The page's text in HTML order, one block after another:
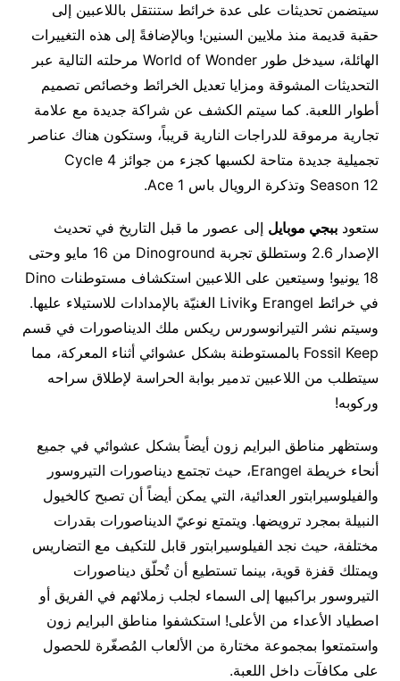
سيتضمن تحديثات على عدة خرائط ستنتقل باللاعبين إلى
حقبة قديمة منذ ملايين السنين! وبالإضافةً إلى هذه التغييرات
الهائلة، سيدخل طور World of Wonder مرحلته التالية عبر
التحديثات المشوقة ومزايا تعديل الخرائط وخصائص تصميم
أطوار اللعبة. كما سيتم الكشف عن شراكة جديدة مع علامة
تجارية مرموقة للدراجات النارية قريباً، وستكون هناك عناصر
تجميلية جديدة متاحة لكسبها كجزء من جوائز Cycle 4
Season 12 وتذكرة الرويال باس Ace 1.
ستعود ببجي موبايل إلى عصور ما قبل التاريخ في تحديث
الإصدار 2.6 وستطلق تجربة Dinoground من 16 مايو وحتى
18 يونيو! وسيتعين على اللاعبين استكشاف مستوطنات Dino
في خرائط Erangel وLivik الغنيّة بالإمدادات للاستيلاء عليها.
وسيتم نشر التيرانوسورس ريكس ملك الديناصورات في قسم
Fossil Keep بالمستوطنة بشكل عشوائي أثناء المعركة، مما
سيتطلب من اللاعبين تدمير بوابة الحراسة لإطلاق سراحه
وركوبه!
وستظهر مناطق البرايم زون أيضاً بشكل عشوائي في جميع
أنحاء خريطة Erangel، حيث تجتمع ديناصورات التيروسور
والفيلوسيرابتور العدائية، التي يمكن أيضاً أن تصبح كالخيول
النبيلة بمجرد ترويضها. ويتمتع نوعيّ الديناصورات بقدرات
مختلفة، حيث نجد الفيلوسيرابتور قابل للتكيف مع التضاريس
ويمتلك قفزة قوية، بينما تستطيع أن تُحلّق ديناصورات
التيروسور براكبيها إلى السماء لجلب زملائهم في الفريق أو
اصطياد الأعداء من الأعلى! استكشفوا مناطق البرايم زون
واستمتعوا بمجموعة مختارة من الألعاب المُصغّرة للحصول
على مكافآت داخل اللعبة.